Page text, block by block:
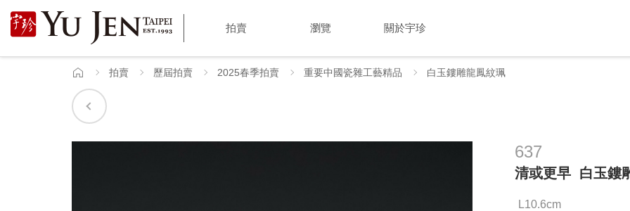
宇
珍
拍賣 瀏覽 關於宇珍
首
頁
拍賣 歷屆拍賣 2025春季拍賣 重要中國瓷雜工藝精品 白玉鏤雕龍鳳紋珮
637
清或更早 白玉鏤
L10.6cm